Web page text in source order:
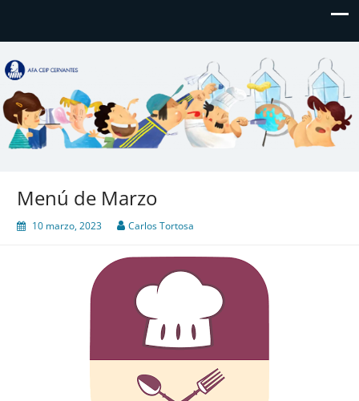
AFA CEIP Cervantes València
AFA CEIP Cervantes València
Menú de Marzo
10 marzo, 2023 Carlos Tortosa